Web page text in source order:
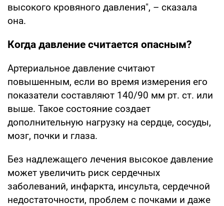
высокого кровяного давления", – сказала
она.
Когда давление считается опасным?
Артериальное давление считают
повышенным, если во время измерения его
показатели составляют 140/90 мм рт. ст. или
выше. Такое состояние создает
дополнительную нагрузку на сердце, сосуды,
мозг, почки и глаза.
Без надлежащего лечения высокое давление
может увеличить риск сердечных
заболеваний, инфаркта, инсульта, сердечной
недостаточности, проблем с почками и даже